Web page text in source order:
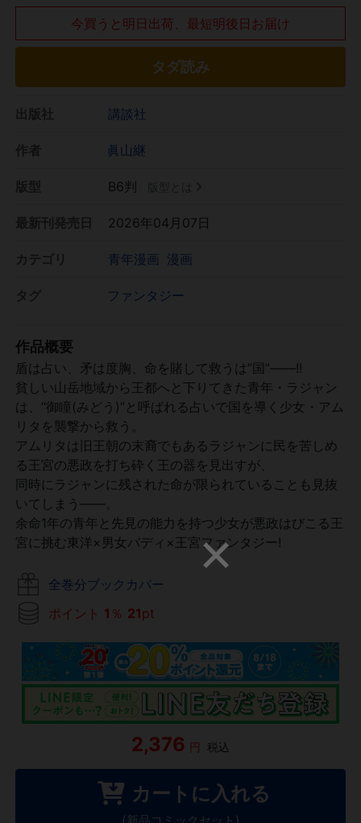
今買うと明日出荷、最短明後日お届け
タダ読み
講談社
眞山継
B6判
2026年04月07日
青年漫画 漫画
ファンタジー
作品概要
盾は占い、矛は度胸、命を賭して救うは”国”――!!
貧しい山岳地域から王都へと下りてきた青年・ラジャン
は、“御瞳(みどう)”と呼ばれる占いで国を導く少女・アム
リタを襲撃から救う。
アムリタは旧王朝の末裔でもあるラジャンに民を苦しめ
る王宮の悪政を打ち砕く王の器を見出すが、
同時にラジャンに残された命が限られていることも見抜
いてしまう――。
余命1年の青年と先見の能力を持つ少女が悪政はびこる王
宮に挑む東洋×男女バディ×王宮ファンタジー!
全巻分ブックカバー
ポイント 1 ％ 21pt
2,376 円 税込
カートに入れる